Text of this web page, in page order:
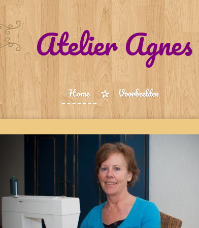
Atelier Agnes
Home Voorbeelden